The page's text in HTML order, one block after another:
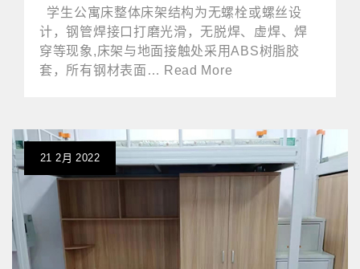
学生公寓床整体床架结构为无螺栓或螺丝设
计，钢管焊接口打磨光滑，无脱焊、虚焊、焊
穿等现象,床架与地面接触处采用ABS树脂胶
套，所有钢材表面… Read More
21 2月 2022